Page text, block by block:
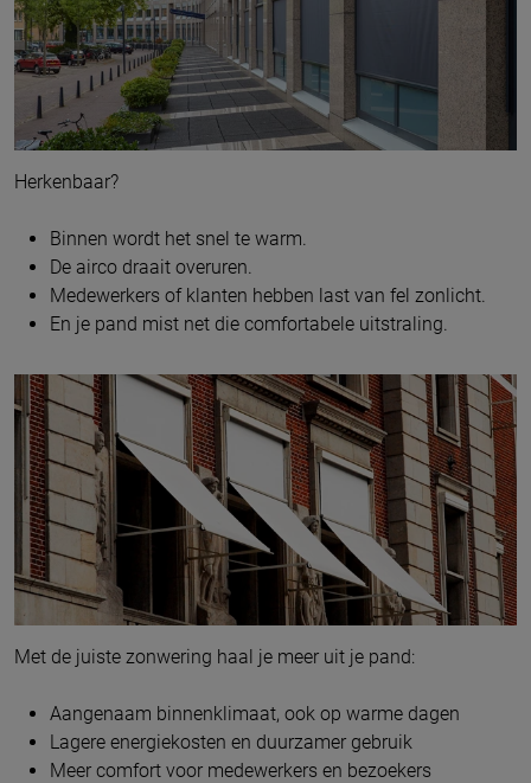
Herkenbaar?
Binnen wordt het snel te warm.
De airco draait overuren.
Medewerkers of klanten hebben last van fel zonlicht.
En je pand mist net die comfortabele uitstraling.
Met de juiste zonwering haal je meer uit je pand:
Aangenaam binnenklimaat, ook op warme dagen
Lagere energiekosten en duurzamer gebruik
Meer comfort voor medewerkers en bezoekers